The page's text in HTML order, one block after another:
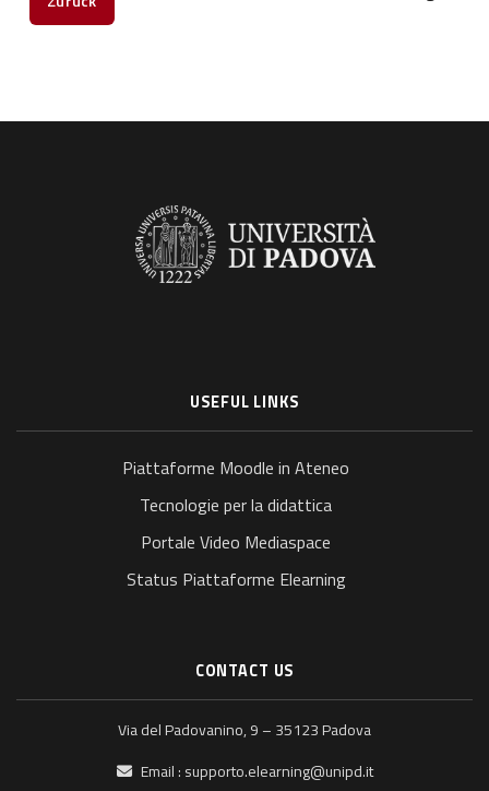
USEFUL LINKS
Piattaforme Moodle in Ateneo
Tecnologie per la didattica
Portale Video Mediaspace
Status Piattaforme Elearning
CONTACT US
Via del Padovanino, 9 – 35123 Padova
Email : supporto.elearning@unipd.it